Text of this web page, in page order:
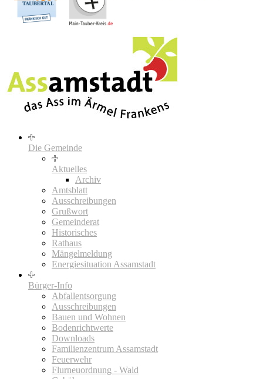
Die Gemeinde
Aktuelles
Archiv
Amtsblatt
Ausschreibungen
Grußwort
Gemeinderat
Historisches
Rathaus
Mängelmeldung
Energiesituation Assamstadt
Bürger-Info
Abfallentsorgung
Ausschreibungen
Bauen und Wohnen
Bodenrichtwerte
Downloads
Familienzentrum Assamstadt
Feuerwehr
Flurneuordnung - Wald